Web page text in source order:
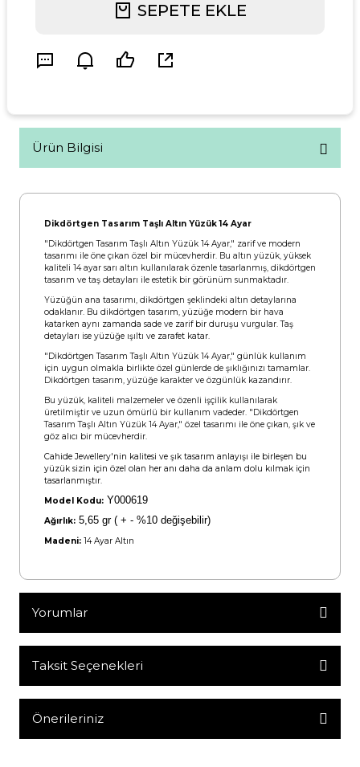
SEPETE EKLE
Ürün Bilgisi
Dikdörtgen Tasarım Taşlı Altın Yüzük 14 Ayar
"Dikdörtgen Tasarım Taşlı Altın Yüzük 14 Ayar," zarif ve modern
tasarımı ile öne çıkan özel bir mücevherdir. Bu altın yüzük, yüksek
kaliteli 14 ayar sarı altın kullanılarak özenle tasarlanmış, dikdörtgen
tasarım ve taş detayları ile estetik bir görünüm sunmaktadır.
Yüzüğün ana tasarımı, dikdörtgen şeklindeki altın detaylarına
odaklanır. Bu dikdörtgen tasarım, yüzüğe modern bir hava
katarken aynı zamanda sade ve zarif bir duruşu vurgular. Taş
detayları ise yüzüğe ışıltı ve zarafet katar.
"Dikdörtgen Tasarım Taşlı Altın Yüzük 14 Ayar," günlük kullanım
için uygun olmakla birlikte özel günlerde de şıklığınızı tamamlar.
Dikdörtgen tasarım, yüzüğe karakter ve özgünlük kazandırır.
Bu yüzük, kaliteli malzemeler ve özenli işçilik kullanılarak
üretilmiştir ve uzun ömürlü bir kullanım vadeder. "Dikdörtgen
Tasarım Taşlı Altın Yüzük 14 Ayar," özel tasarımı ile öne çıkan, şık ve
göz alıcı bir mücevherdir.
Cahide Jewellery'nin kalitesi ve şık tasarım anlayışı ile birleşen bu
yüzük sizin için özel olan her anı daha da anlam dolu kılmak için
tasarlanmıştır.
Model Kodu: Y000619
Ağırlık: 5,65 gr ( + - %10 değişebilir)
Madeni: 14 Ayar Altın
Yorumlar
Bu ürüne ilk yorumu siz yapın!
Taksit Seçenekleri
Önerileriniz